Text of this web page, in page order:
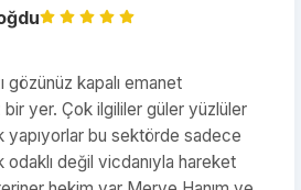
gözünüz kapalı emanet
yer. Çok ilgililer güler yüzlüler
yapıyorlar bu sektörde sadece
odaklı değil vicdanıyla hareket